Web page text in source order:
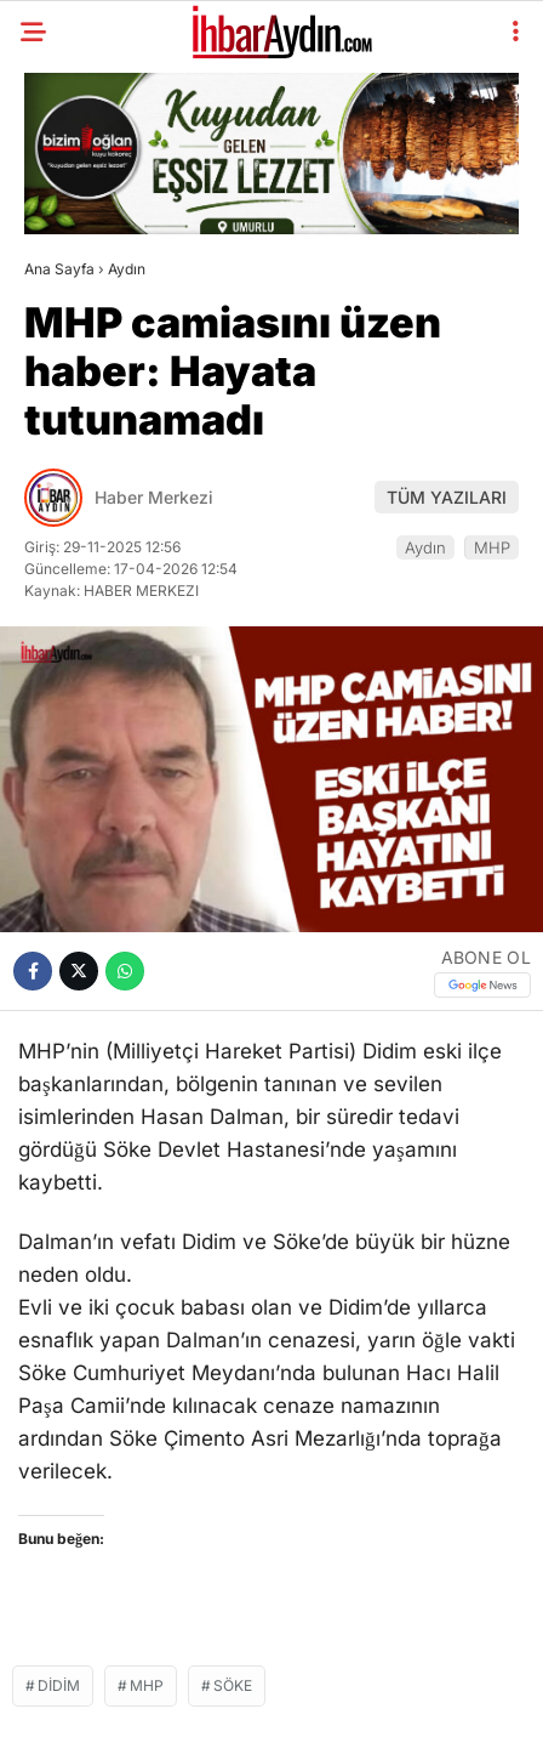
Ana Sayfa › Aydın
MHP camiasını üzen
haber: Hayata
tutunamadı
Haber Merkezi TÜM YAZILARI
Giriş: 29-11-2025 12:56
Güncelleme: 17-04-2026 12:54
Kaynak: HABER MERKEZI
Aydın MHP
ABONE OL
MHP’nin (Milliyetçi Hareket Partisi) Didim eski ilçe
başkanlarından, bölgenin tanınan ve sevilen
isimlerinden Hasan Dalman, bir süredir tedavi
gördüğü Söke Devlet Hastanesi’nde yaşamını
kaybetti.
Dalman’ın vefatı Didim ve Söke’de büyük bir hüzne
neden oldu.
Evli ve iki çocuk babası olan ve Didim’de yıllarca
esnaflık yapan Dalman’ın cenazesi, yarın öğle vakti
Söke Cumhuriyet Meydanı’nda bulunan Hacı Halil
Paşa Camii’nde kılınacak cenaze namazının
ardından Söke Çimento Asri Mezarlığı’nda toprağa
verilecek.
Bunu beğen:
DIDIM MHP SÖKE